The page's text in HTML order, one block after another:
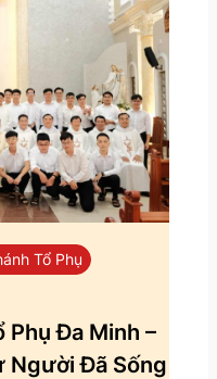
Tổ Phụ
Phụ Đa Minh –
Người Đã Sống